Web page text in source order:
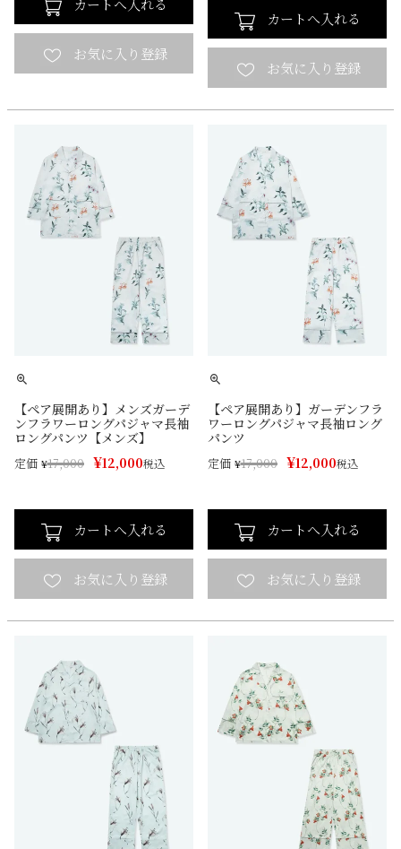
カートへ入れる
カートへ入れる
【ペア展開あり】メンズガーデ
ンフラワーロングパジャマ長袖
ロングパンツ【メンズ】
定価 ¥17,000 ¥12,000税込
カートへ入れる
【ペア展開あり】ガーデンフラ
ワーロングパジャマ長袖ロング
パンツ
定価 ¥17,000 ¥12,000税込
カートへ入れる